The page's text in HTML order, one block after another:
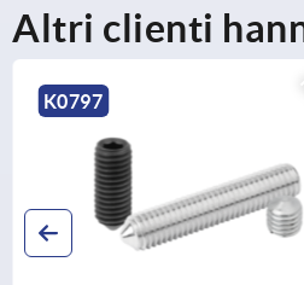
Altri clienti
K0707